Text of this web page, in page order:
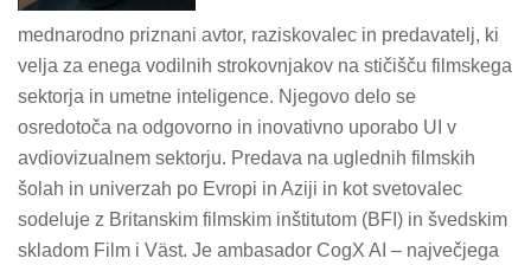
mednarodno priznani avtor, raziskovalec in predavatelj, ki
velja za enega vodilnih strokovnjakov na stičišču filmskega
sektorja in umetne inteligence. Njegovo delo se
osredotoča na odgovorno in inovativno uporabo UI v
avdiovizualnem sektorju. Predava na uglednih filmskih
šolah in univerzah po Evropi in Aziji in kot svetovalec
sodeluje z Britanskim filmskim inštitutom (BFI) in švedskim
skladom Film i Väst. Je ambasador CogX AI – največjega